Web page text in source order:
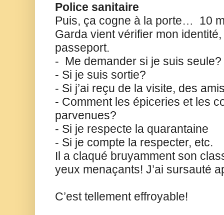
Police sanitaire
Puis, ça cogne à la porte…
10
Garda vient vérifier mon
passeport.
- Me demander si je suis seule?
- Si je suis sortie?
- Si j’ai reçu de la visite, des
- Comment les épiceries et les
parvenues?
- Si je respecte la quarantaine
- Si je compte la respecter, etc.
Il a claqué bruyamment son
yeux menaçants! J’ai sursauté
C’est tellement effroyable!